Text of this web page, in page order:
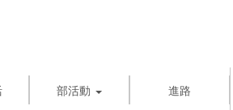
部活動 進路